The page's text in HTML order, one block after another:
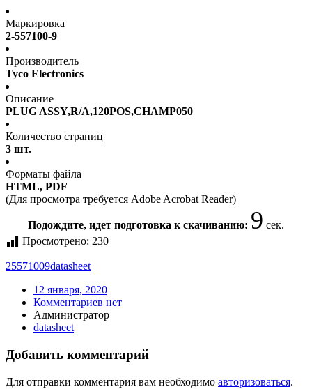
Маркировка
2-557100-9
Производитель
Tyco Electronics
Описание
PLUG ASSY,R/A,120POS,CHAMP050
Количество страниц
3 шт.
Форматы файла
HTML, PDF
(Для просмотра требуется Adobe Acrobat Reader)
Подождите, идет подготовка к скачиванию: 9 сек.
Просмотрено: 230
25571009datasheet
12 января, 2020
Комментариев нет
Администратор
datasheet
Добавить комментарий
Для отправки комментария вам необходимо авторизоваться.